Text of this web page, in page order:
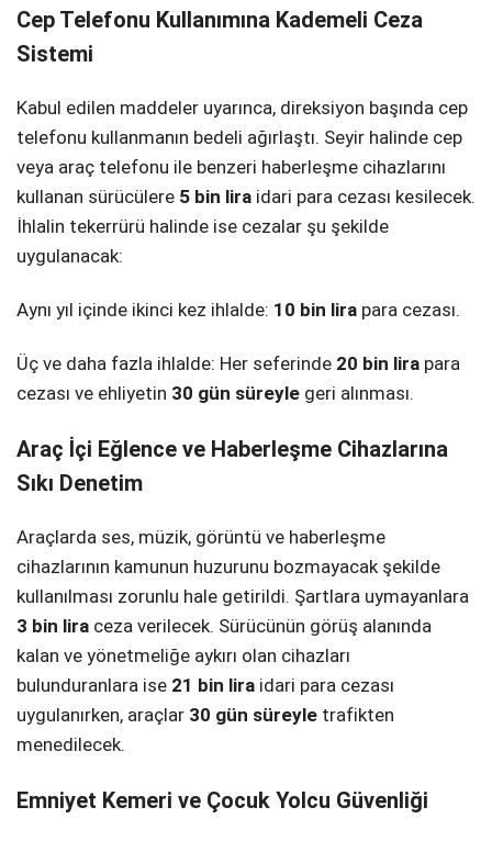
Cep Telefonu Kullanımına Kademeli Ceza
Sistemi
Kabul edilen maddeler uyarınca, direksiyon başında cep
telefonu kullanmanın bedeli ağırlaştı. Seyir halinde cep
veya araç telefonu ile benzeri haberleşme cihazlarını
kullanan sürücülere 5 bin lira idari para cezası kesilecek.
İhlalin tekerrürü halinde ise cezalar şu şekilde
uygulanacak:
Aynı yıl içinde ikinci kez ihlalde: 10 bin lira para cezası.
Üç ve daha fazla ihlalde: Her seferinde 20 bin lira para
cezası ve ehliyetin 30 gün süreyle geri alınması.
Araç İçi Eğlence ve Haberleşme Cihazlarına
Sıkı Denetim
Araçlarda ses, müzik, görüntü ve haberleşme
cihazlarının kamunun huzurunu bozmayacak şekilde
kullanılması zorunlu hale getirildi. Şartlara uymayanlara
3 bin lira ceza verilecek. Sürücünün görüş alanında
kalan ve yönetmeliğe aykırı olan cihazları
bulunduranlara ise 21 bin lira idari para cezası
uygulanırken, araçlar 30 gün süreyle trafikten
menedilecek.
Emniyet Kemeri ve Çocuk Yolcu Güvenliği